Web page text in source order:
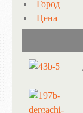
Город
Цена